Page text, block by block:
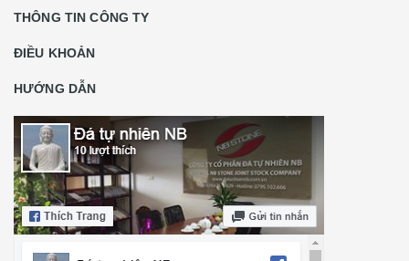
THÔNG TIN CÔNG TY
ĐIỀU KHOẢN
HƯỚNG DẪN